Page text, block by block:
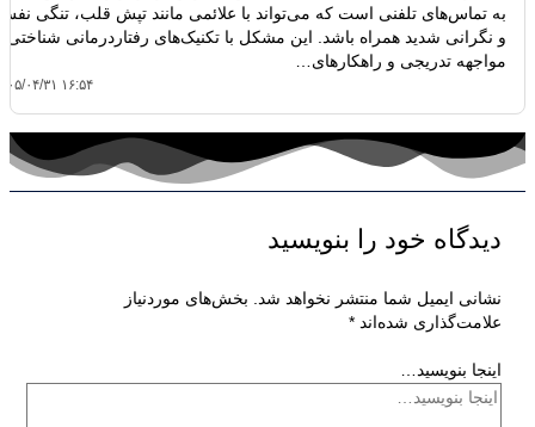
به تماس‌های تلفنی است که می‌تواند با علائمی مانند تپش قلب، تنگی
و نگرانی شدید همراه باشد. این مشکل با تکنیک‌های رفتاردرمانی شناختی،
مواجهه تدریجی و راهکارهای…
۱۴۰۵/۰۴/۳۱
دیدگاه‌ خود را بنویسید
نشانی ایمیل شما منتشر نخواهد شد.
بخش‌های موردنیاز
علامت‌گذاری شده‌اند *
اینجا بنویسید…